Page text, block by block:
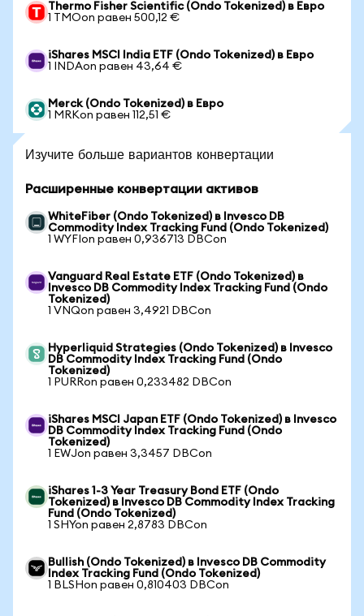
Thermo Fisher Scientific (Ondo Tokenized) в Евро
1 TMOon равен 500,12 €
iShares MSCI India ETF (Ondo Tokenized) в Евро
1 INDAon равен 43,64 €
Merck (Ondo Tokenized) в Евро
1 MRKon равен 112,51 €
Изучите больше вариантов конвертации
Расширенные конвертации активов
WhiteFiber (Ondo Tokenized) в Invesco DB
Commodity Index Tracking Fund (Ondo Tokenized)
1 WYFIon равен 0,936713 DBCon
Vanguard Real Estate ETF (Ondo Tokenized) в
Invesco DB Commodity Index Tracking Fund (Ondo
Tokenized)
1 VNQon равен 3,4921 DBCon
Hyperliquid Strategies (Ondo Tokenized) в Invesco
DB Commodity Index Tracking Fund (Ondo
Tokenized)
1 PURRon равен 0,233482 DBCon
iShares MSCI Japan ETF (Ondo Tokenized) в Invesco
DB Commodity Index Tracking Fund (Ondo
Tokenized)
1 EWJon равен 3,3457 DBCon
iShares 1-3 Year Treasury Bond ETF (Ondo
Tokenized) в Invesco DB Commodity Index Tracking
Fund (Ondo Tokenized)
1 SHYon равен 2,8783 DBCon
Bullish (Ondo Tokenized) в Invesco DB Commodity
Index Tracking Fund (Ondo Tokenized)
1 BLSHon равен 0,810403 DBCon